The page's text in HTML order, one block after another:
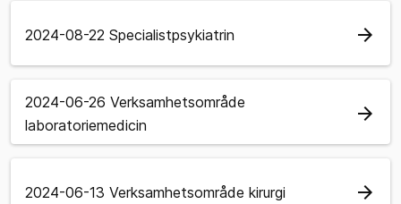
2024-08-22 Specialistpsykiatrin arrow_forward
2024-06-26 Verksamhetsområde
laboratoriemedicin
arrow_forward
2024-06-13 Verksamhetsområde kirurgi arrow_forward